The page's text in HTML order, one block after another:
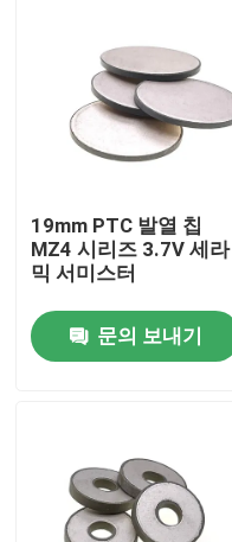
집
비디오
19mm PTC 발열 칩
MZ4 시리즈 3.7V 세라
믹 서미스터
문의 보내기